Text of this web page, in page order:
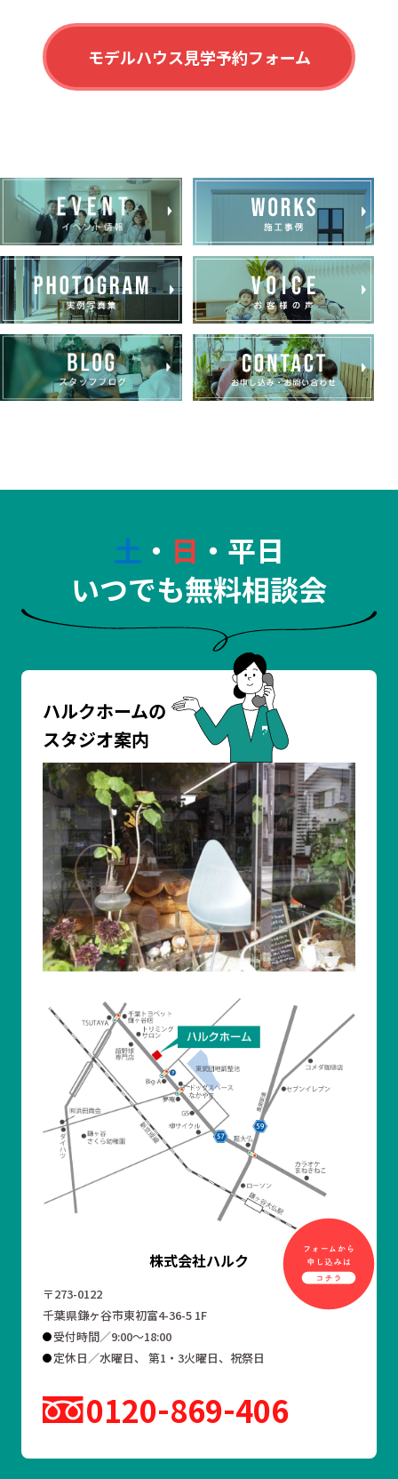
モデルハウス見学予約フォーム
土 ・ 日 ・平日
いつでも無料相談会
ハルクホームの
スタジオ案内
株式会社ハルク
〒273-0122
千葉県鎌ヶ谷市東初富4-36-5 1F
受付時間／9:00～18:00
定休日／水曜日、 第1・3火曜日、祝祭日
0120 869 406